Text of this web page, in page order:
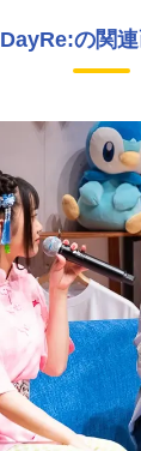
DayRe:の関